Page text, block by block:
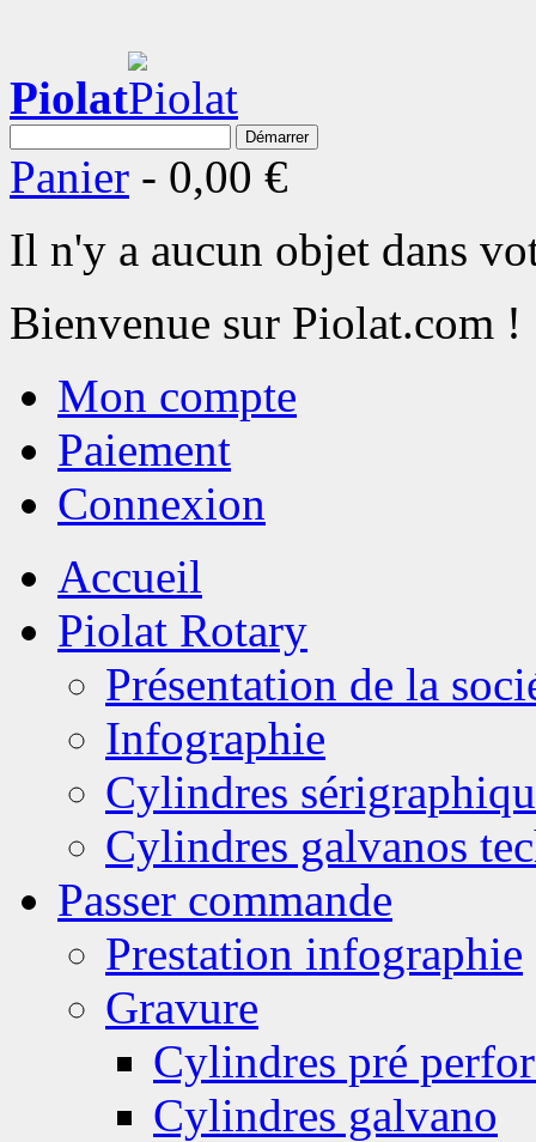
Piolat
Démarrer
Panier - 0,00 €
Il n'y a aucun objet dans
Bienvenue sur Piolat.com !
Mon compte
Paiement
Connexion
Accueil
Piolat Rotary
Présentation de la
Infographie
Cylindres
Cylindres galvanos
Passer commande
Prestation infographie
Gravure
Cylindres pré
Cylindres galvano